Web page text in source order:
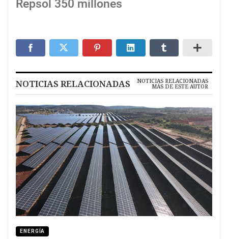
Repsol 350 millones
NOTICIAS RELACIONADAS NOTICIAS RELACIONADAS
MÁS DE ESTE AUTOR
ENERGÍA